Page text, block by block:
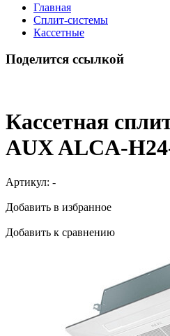
Главная
Сплит-системы
Кассетные
Поделится ссылкой
Кассетная
AUX ALCA-
Артикул: -
Добавить в избранное
Добавить к сравнению